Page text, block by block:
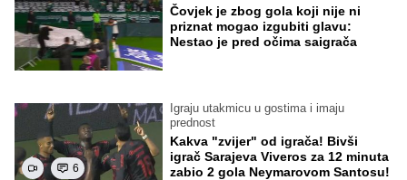
Čovjek je zbog gola koji nije ni
priznat mogao izgubiti glavu:
Nestao je pred očima saigrača
6
Igraju utakmicu u gostima i imaju
prednost
Kakva "zvijer" od igrača! Bivši
igrač Sarajeva Viveros za 12 minuta
zabio 2 gola Neymarovom Santosu!